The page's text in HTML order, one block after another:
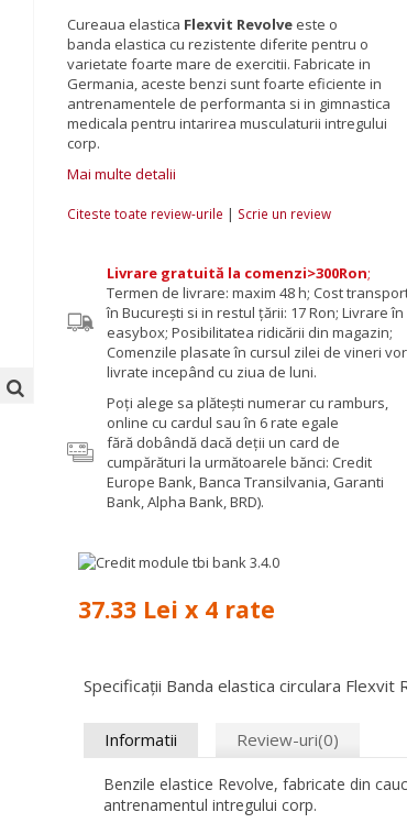
Cureaua elastica Flexvit Revolve este o
banda elastica cu rezistente diferite pentru o
varietate foarte mare de exercitii. Fabricate in
Germania, aceste benzi sunt foarte eficiente in
antrenamentele de performanta si in gimnastica
medicala pentru intarirea musculaturii intregului
corp.
Mai multe detalii
Citeste toate review-urile | Scrie un review
Livrare gratuită la comenzi>300Ron;
Termen de livrare: maxim 48 h; Cost
în București si in restul țării: 17 Ron; Livrare în
easybox; Posibilitatea ridicării din magazin;
Comenzile plasate în cursul zilei de vineri
livrate incepând cu ziua de luni.
Poţi alege sa plăteşti numerar cu ramburs,
online cu cardul sau în 6 rate egale
fără dobândă dacă deții un card de
cumpărături la următoarele bănci: Credit
Europe Bank, Banca Transilvania, Garanti
Bank, Alpha Bank, BRD).
37.33 Lei x 4 rate
Specificații Banda elastica circulara Flexvit
Informatii Review-uri(0)
Benzile elastice Revolve, fabricate din
antrenamentul intregului corp.